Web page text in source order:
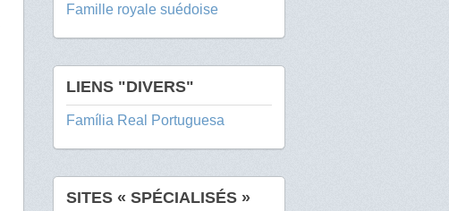
Famille royale suédoise
LIENS "DIVERS"
Família Real Portuguesa
SITES « SPÉCIALISÉS »